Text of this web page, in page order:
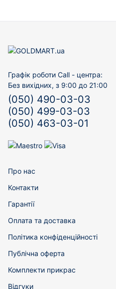
Графік роботи Call - центра:
Без вихідних, з 9:00 до 21:00
(050) 490-03-03
(050) 499-03-03
(050) 463-03-01
Про нас
Контакти
Гарантії
Оплата та доставка
Політика конфіденційності
Публічна оферта
Комплекти прикрас
Відгуки